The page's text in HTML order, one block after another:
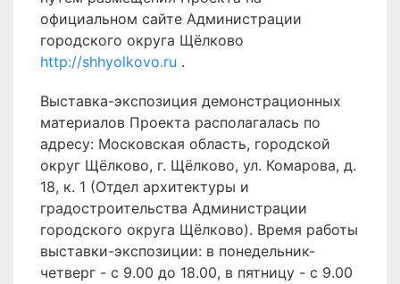
официальном сайте Администрации
городского округа Щёлково
http://shhyolkovo.ru .
Выставка-экспозиция демонстрационных
материалов Проекта располагалась по
адресу: Московская область, городской
округ Щёлково, г. Щёлково, ул. Комарова, д.
18, к. 1 (Отдел архитектуры и
градостроительства Администрации
городского округа Щёлково). Время работы
выставки-экспозиции: в понедельник-
четверг - с 9.00 до 18.00, в пятницу - с 9.00